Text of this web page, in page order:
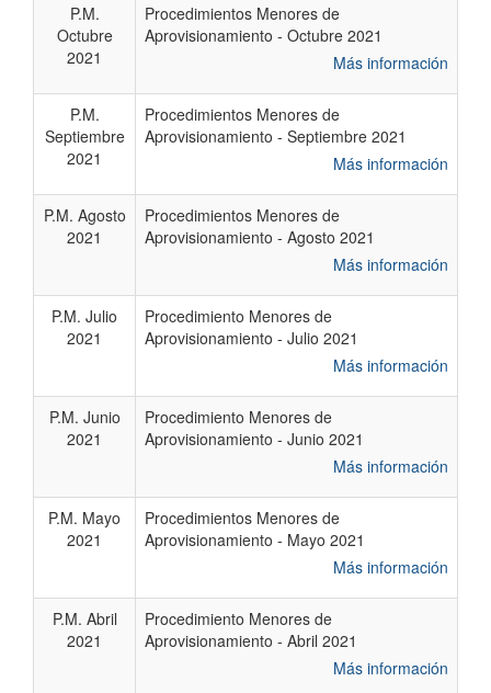
P.M.
Octubre
2021
Procedimientos Menores de
Aprovisionamiento - Octubre 2021
Más información
P.M.
Septiembre
2021
Procedimientos Menores de
Aprovisionamiento - Septiembre 2021
Más información
P.M. Agosto
2021
Procedimientos Menores de
Aprovisionamiento - Agosto 2021
Más información
P.M. Julio
2021
Procedimiento Menores de
Aprovisionamiento - Julio 2021
Más información
P.M. Junio
2021
Procedimiento Menores de
Aprovisionamiento - Junio 2021
Más información
P.M. Mayo
2021
Procedimientos Menores de
Aprovisionamiento - Mayo 2021
Más información
P.M. Abril
2021
Procedimiento Menores de
Aprovisionamiento - Abril 2021
Más información